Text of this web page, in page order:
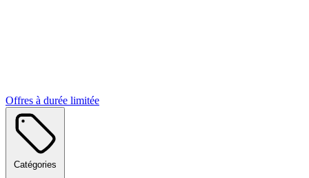
Offres à durée limitée
Catégories